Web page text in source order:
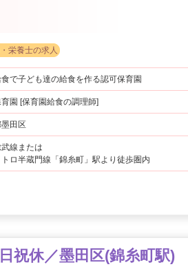
栄養士の求人
で子ども達の給食を作る認可保育園
園 [保育園給食の調理師]
田区
武線または
ロ半蔵門線「錦糸町」駅より徒歩圏内
祝休／墨田区(錦糸町駅)